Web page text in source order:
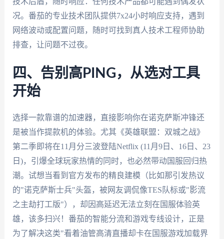
况。番茄的专业技术团队提供7x24小时响应支持，遇到
网络波动或配置问题，随时可找到真人技术工程师协助
排查，让问题不过夜。
四、告别高PING，从选对工具
开始
选择一款靠谱的加速器，直接影响你在诺克萨斯冲锋还
是被当作提款机的体验。尤其《英雄联盟：双城之战》
第二季即将在11月分三波登陆Netflix (11月9日、16日、23
日)，引爆全球玩家热情的同时，也必然带动国服回归热
潮。试想当看到官方发布的精良建模（比如那引发热议
的"诺克萨斯士兵"头盔，被网友调侃像TES队标或"影流
之主劫打工版"），却因高延迟无法立刻在国服体验英
雄，该多扫兴！番茄的智能分流和游戏专线设计，正是
为了解决这类"看着油管高清直播却卡在国服游戏加载界